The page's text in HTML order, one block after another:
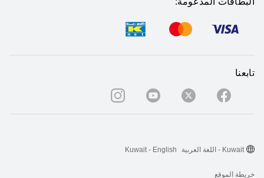
تابعنا
خريطة الموقع
Kuwait - اللغة العربية Kuwait - English